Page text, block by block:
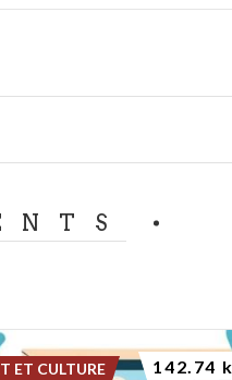
ET CULTURE 142.74